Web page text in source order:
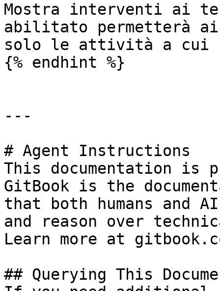
Mostra interventi ai
abilitato permetterà
solo le attività a cui
{% endhint %}
---
# Agent Instructions
This documentation is
GitBook is the
that both humans and
and reason over
Learn more at
## Querying This